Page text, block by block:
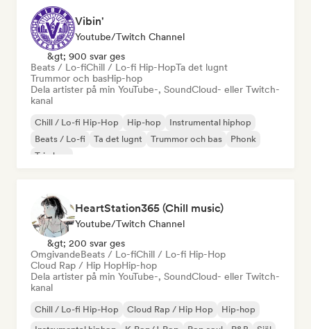
Vibin'
Youtube/Twitch Channel
&gt; 900 svar ges
Beats / Lo-fiChill / Lo-fi Hip-HopTa det lugnt
Trummor och basHip-hop
Dela artister på min YouTube-, SoundCloud- eller Twitch-
kanal
Chill / Lo-fi Hip-Hop Hip-hop
Instrumental hiphop
Beats / Lo-fi
Ta det lugnt Trummor och bas
Phonk
Trip hop
HeartStation365 (Chill music)
Youtube/Twitch Channel
&gt; 200 svar ges
OmgivandeBeats / Lo-fiChill / Lo-fi Hip-Hop
Cloud Rap / Hip HopHip-hop
Dela artister på min YouTube-, SoundCloud- eller Twitch-
kanal
Chill / Lo-fi Hip-Hop Cloud Rap / Hip Hop
Hip-hop